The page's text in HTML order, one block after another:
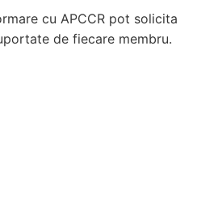
cu APCCR pot solicita
de fiecare membru.